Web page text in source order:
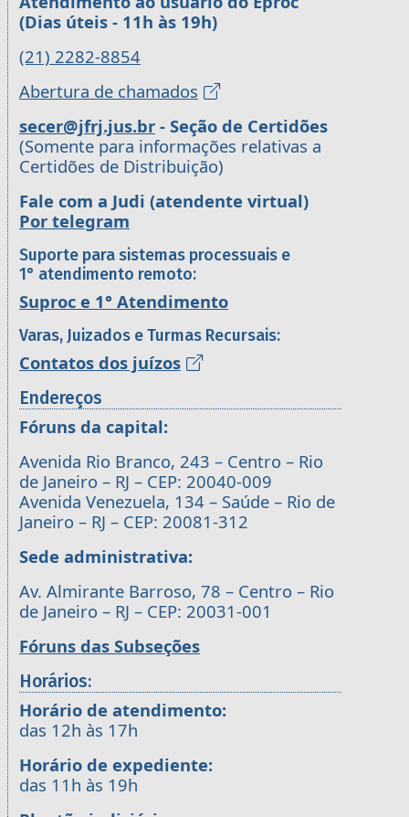
(Dias úteis - 11h às 19h)
(21) 2282-8854
Abertura de chamados
secer@jfrj.jus.br - Seção de Certidões
(Somente para informações relativas a
Certidões de Distribuição)
Fale com a Judi (atendente virtual)
Por telegram
Suporte para sistemas processuais e
1° atendimento remoto:
Suproc e 1° Atendimento
Varas, Juizados e Turmas Recursais:
Contatos dos juízos
Endereços
Fóruns da capital:
Avenida Rio Branco, 243 – Centro – Rio
de Janeiro – RJ – CEP: 20040-009
Avenida Venezuela, 134 – Saúde – Rio de
Janeiro – RJ – CEP: 20081-312
Sede administrativa:
Av. Almirante Barroso, 78 – Centro – Rio
de Janeiro – RJ – CEP: 20031-001
Fóruns das Subseções
Horários:
Horário de atendimento:
das 12h às 17h
Horário de expediente:
das 11h às 19h